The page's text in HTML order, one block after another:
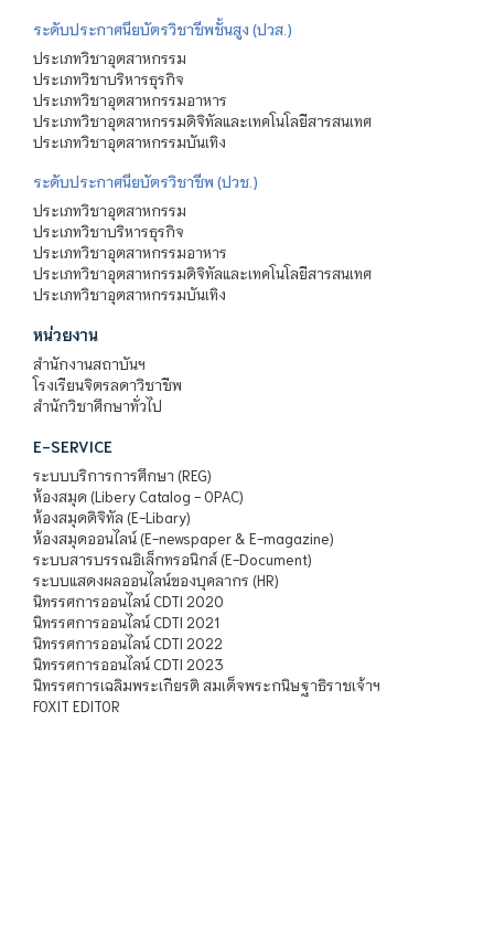
ระดับประกาศนียบัตรวิชาชีพชั้นสูง (ปวส.)
ประเภทวิชาอุตสาหกรรม
ประเภทวิชาบริหารธุรกิจ
ประเภทวิชาอุตสาหกรรมอาหาร
ประเภทวิชาอุตสาหกรรมดิจิทัลและเทคโนโลยีสารสนเทศ
ประเภทวิชาอุตสาหกรรมบันเทิง
ระดับประกาศนียบัตรวิชาชีพ (ปวช.)
ประเภทวิชาอุตสาหกรรม
ประเภทวิชาบริหารธุรกิจ
ประเภทวิชาอุตสาหกรรมอาหาร
ประเภทวิชาอุตสาหกรรมดิจิทัลและเทคโนโลยีสารสนเทศ
ประเภทวิชาอุตสาหกรรมบันเทิง
หน่วยงาน
สำนักงานสถาบันฯ
โรงเรียนจิตรลดาวิชาชีพ
สำนักวิชาศึกษาทั่วไป
E-SERVICE
ระบบบริการการศึกษา (REG)
ห้องสมุด (Libery Catalog - OPAC)
ห้องสมุดดิจิทัล (E-Libary)
ห้องสมุดออนไลน์ (E-newspaper & E-magazine)
ระบบสารบรรณอิเล็กทรอนิกส์ (E-Document)
ระบบแสดงผลออนไลน์ของบุคลากร (HR)
นิทรรศการออนไลน์ CDTI 2020
นิทรรศการออนไลน์ CDTI 2021
นิทรรศการออนไลน์ CDTI 2022
นิทรรศการออนไลน์ CDTI 2023
นิทรรศการเฉลิมพระเกียรติ สมเด็จพระกนิษฐาธิราชเจ้าฯ
FOXIT EDITOR